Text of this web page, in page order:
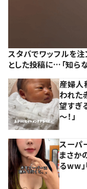
スタバでワッフルを
とした投稿に…「知ら
産婦人
われた
望すぎ
～！」
スーパ
まさか
るww」